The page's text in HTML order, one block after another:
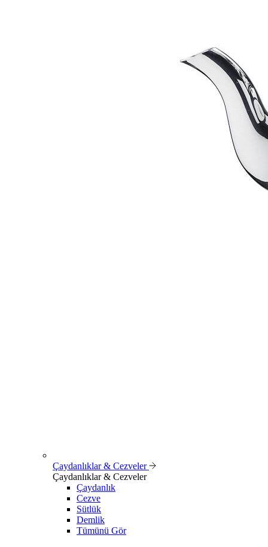
Çaydanlıklar & Cezveler
Çaydanlıklar & Cezveler
Çaydanlık
Cezve
Sütlük
Demlik
Tümünü Gör